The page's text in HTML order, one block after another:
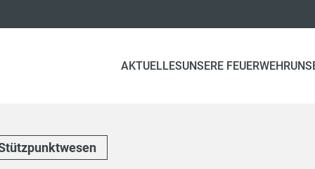
AKTUELLESUNSERE FEUERWEHR